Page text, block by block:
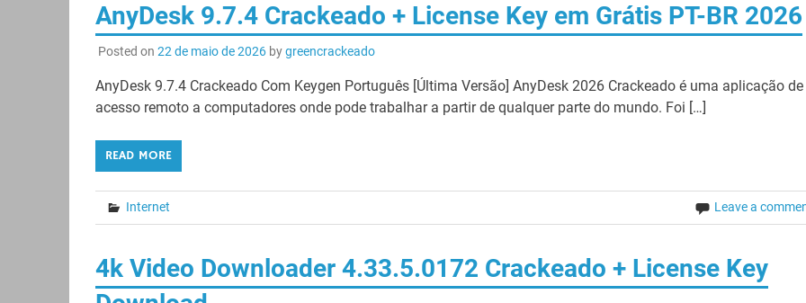
AnyDesk 9.7.4 Crackeado + License Key em Grátis PT-BR 2026
Posted on 22 de maio de 2026bygreencrackeado
AnyDesk 9.7.4 Crackeado Com Keygen Português [Última Versão] AnyDesk 2026 Crackeado é uma aplicação de
acesso remoto a computadores onde pode trabalhar a partir de qualquer parte do mundo. Foi […]
READ MORE
Internet Leave a
4k Video Downloader 4.33.5.0172 Crackeado + License Key